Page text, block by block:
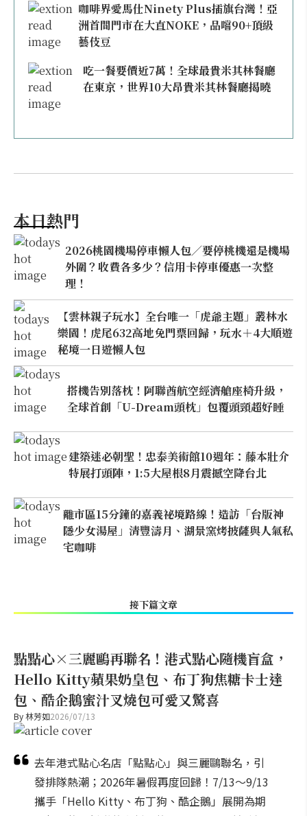
咖啡界愛馬仕Ninety Plus插旗台灣！亞
洲首間門市在大直NOKE，品嚐90+頂級
藝伎豆
吃一餐要價近7萬！全球最貴米其林餐廳
在東京，世界10大昂貴米其林餐廳揭曉
本日熱門
2026桃園機場停車懶人包／要停桃機還是機場
外圍？收費各多少？信用卡停車優惠一次整
理！
【雲林親子玩水】全台唯一「虎爺主題」叢林水
樂園！虎尾632高地免門票回歸，玩水＋4大順遊
秘境一日遊懶人包
搭機告別落枕！阿聯酋航空經濟艙座椅升級，
全球首創「U-Dream頭枕」包覆頭頸超好睡
建築迷必朝聖！忠泰美術館10週年：藤本壯介
特展打頭陣，1:5大屋根8月震撼空降台北
離市區15分鐘的嘉義祕境路線！造訪「台版神
隱少女湯屋」清豐濤月、湖景窯烤披薩與人氣私
宅咖啡
接下篇文章
點點心×三麗鷗再聯名！港式點心隨機盲盒，
Hello Kitty蘋果奶皇包、布丁狗焦糖卡士達
包、酷企鵝蜜汁叉燒包可愛又驚喜
By林芳如2026/07/13
去年港式點心名店「點點心」與三麗鷗聯名，引
發排隊熱潮；2026年暑假再度回歸！7/13～9/13
攜手「Hello Kitty、布丁狗、酷企鵝」展開為期